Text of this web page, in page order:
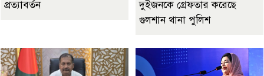
প্রত্যাবর্তন
দুইজনকে গ্রেফতার করেছে
গুলশান থানা পুলিশ